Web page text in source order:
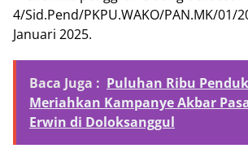
4/Sid.Pend/PKPU.WAKO/PAN.MK/01/
Januari 2025.
Baca Juga : Puluhan Ribu
Meriahkan Kampanye Akbar
Erwin di Doloksanggul